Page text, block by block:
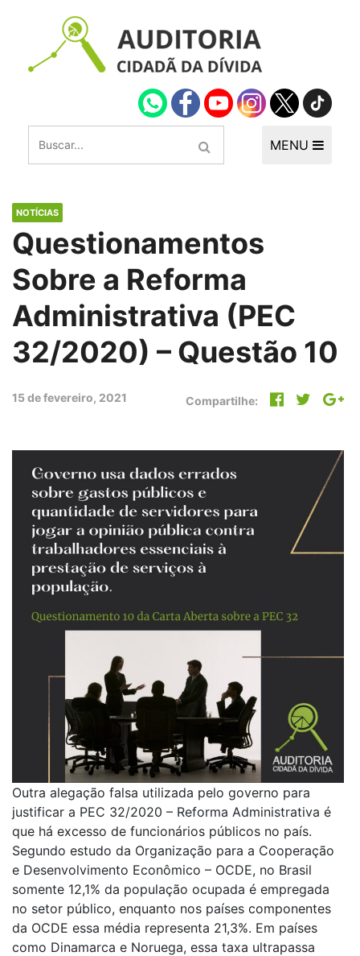
MENU
NOTÍCIAS
Questionamentos
Sobre a Reforma
Administrativa (PEC
32/2020) – Questão 10
15 de fevereiro, 2021 Compartilhe:
Outra alegação falsa utilizada pelo governo para
justificar a PEC 32/2020 – Reforma Administrativa é
que há excesso de funcionários públicos no país.
Segundo estudo da Organização para a Cooperação
e Desenvolvimento Econômico – OCDE, no Brasil
somente 12,1% da população ocupada é empregada
no setor público, enquanto nos países componentes
da OCDE essa média representa 21,3%. Em países
como Dinamarca e Noruega, essa taxa ultrapassa